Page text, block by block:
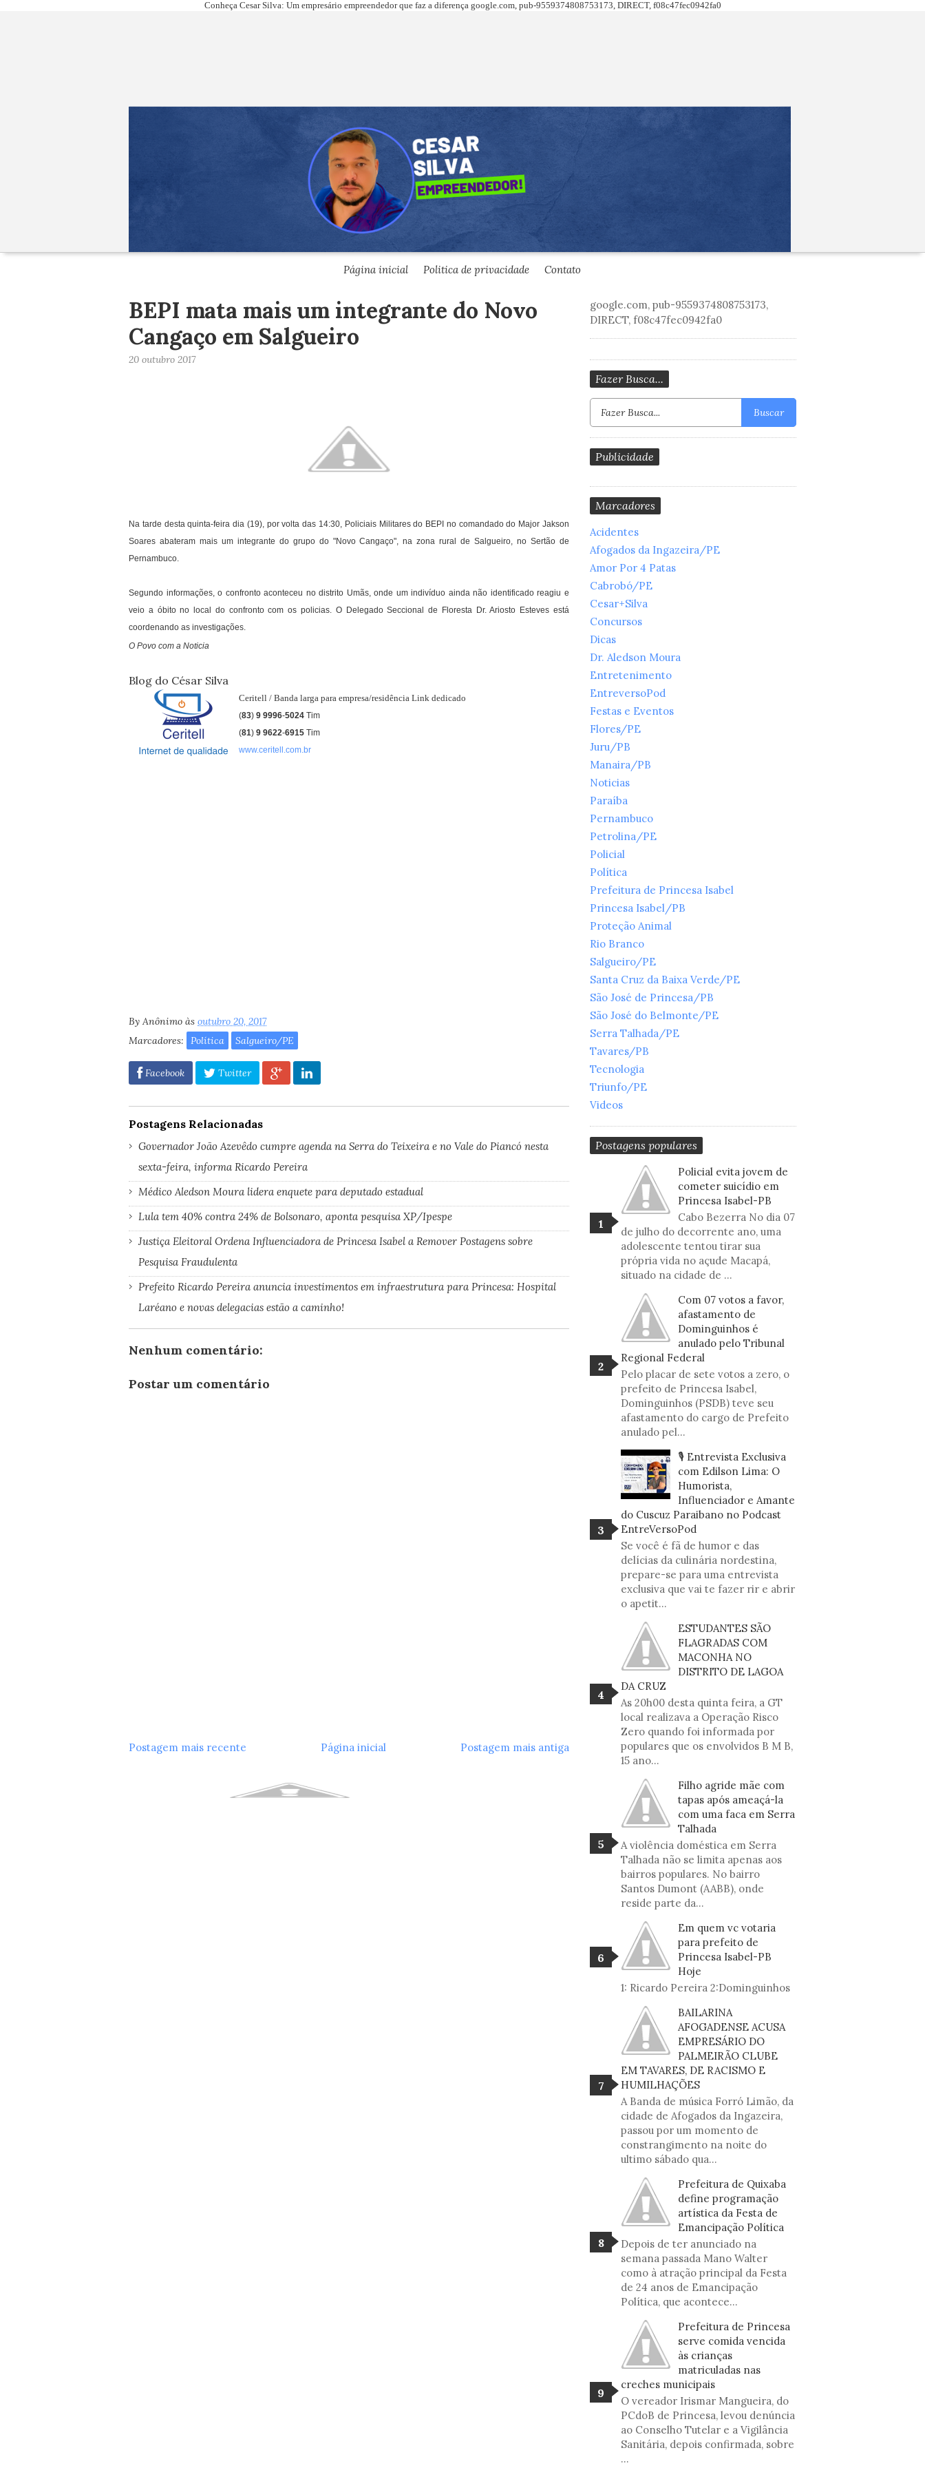
Conheça Cesar Silva: Um empresário empreendedor que faz a diferença google.com, pub-9559374808753173, DIRECT, f08c47fec0942fa0
Página inicial Politica de privacidade Contato
BEPI mata mais um integrante do Novo
Cangaço em Salgueiro
20 outubro 2017
Na tarde desta quinta-feira dia (19), por volta das 14:30, Policiais Militares do BEPI no comandado do Major Jakson
Soares abateram mais um integrante do grupo do "Novo Cangaço", na zona rural de Salgueiro, no Sertão de
Pernambuco.
Segundo informações, o confronto aconteceu no distrito Umãs, onde um indivíduo ainda não identificado reagiu e
veio a óbito no local do confronto com os policias. O Delegado Seccional de Floresta Dr. Ariosto Esteves está
coordenando as investigações.
O Povo com a Noticia
Blog do César Silva
Ceritell / Banda larga para empresa/residência Link dedicado
(83) 9 9996-5024 Tim
(81) 9 9622-6915 Tim
www.ceritell.com.br
By Anônimo às outubro 20, 2017
Marcadores:
Política Salgueiro/PE
Facebook Twitter
Postagens Relacionadas
Governador João Azevêdo cumpre agenda na Serra do Teixeira e no Vale do Piancó nesta
sexta-feira, informa Ricardo Pereira
Médico Aledson Moura lidera enquete para deputado estadual
Lula tem 40% contra 24% de Bolsonaro, aponta pesquisa XP/Ipespe
Justiça Eleitoral Ordena Influenciadora de Princesa Isabel a Remover Postagens sobre
Pesquisa Fraudulenta
Prefeito Ricardo Pereira anuncia investimentos em infraestrutura para Princesa: Hospital
Laréano e novas delegacias estão a caminho!
Nenhum comentário:
Postar um comentário
Postagem mais recente Postagem mais antiga
Página inicial
google.com, pub-9559374808753173,
DIRECT, f08c47fec0942fa0
Fazer Busca...
Buscar
Publicidade
Marcadores
Acidentes
Afogados da Ingazeira/PE
Amor Por 4 Patas
Cabrobó/PE
Cesar+Silva
Concursos
Dicas
Dr. Aledson Moura
Entretenimento
EntreversoPod
Festas e Eventos
Flores/PE
Juru/PB
Manaira/PB
Noticias
Paraíba
Pernambuco
Petrolina/PE
Policial
Política
Prefeitura de Princesa Isabel
Princesa Isabel/PB
Proteção Animal
Rio Branco
Salgueiro/PE
Santa Cruz da Baixa Verde/PE
São José de Princesa/PB
São José do Belmonte/PE
Serra Talhada/PE
Tavares/PB
Tecnologia
Triunfo/PE
Videos
Postagens populares
Policial evita jovem de
cometer suicídio em
Princesa Isabel-PB
Cabo Bezerra No dia 07
de julho do decorrente ano, uma
adolescente tentou tirar sua
própria vida no açude Macapá,
situado na cidade de ...
Com 07 votos a favor,
afastamento de
Dominguinhos é
anulado pelo Tribunal
Regional Federal
Pelo placar de sete votos a zero, o
prefeito de Princesa Isabel,
Dominguinhos (PSDB) teve seu
afastamento do cargo de Prefeito
anulado pel...
🎙️ Entrevista Exclusiva
com Edilson Lima: O
Humorista,
Influenciador e Amante
do Cuscuz Paraibano no Podcast
EntreVersoPod
Se você é fã de humor e das
delícias da culinária nordestina,
prepare-se para uma entrevista
exclusiva que vai te fazer rir e abrir
o apetit...
ESTUDANTES SÃO
FLAGRADAS COM
MACONHA NO
DISTRITO DE LAGOA
DA CRUZ
As 20h00 desta quinta feira, a GT
local realizava a Operação Risco
Zero quando foi informada por
populares que os envolvidos B M B,
15 ano...
Filho agride mãe com
tapas após ameaçá-la
com uma faca em Serra
Talhada
A violência doméstica em Serra
Talhada não se limita apenas aos
bairros populares. No bairro
Santos Dumont (AABB), onde
reside parte da...
Em quem vc votaria
para prefeito de
Princesa Isabel-PB
Hoje
1: Ricardo Pereira 2:Dominguinhos
BAILARINA
AFOGADENSE ACUSA
EMPRESÁRIO DO
PALMEIRÃO CLUBE
EM TAVARES, DE RACISMO E
HUMILHAÇÕES
A Banda de música Forró Limão, da
cidade de Afogados da Ingazeira,
passou por um momento de
constrangimento na noite do
ultimo sábado qua...
Prefeitura de Quixaba
define programação
artística da Festa de
Emancipação Política
Depois de ter anunciado na
semana passada Mano Walter
como à atração principal da Festa
de 24 anos de Emancipação
Política, que acontece...
Prefeitura de Princesa
serve comida vencida
às crianças
matriculadas nas
creches municipais
O vereador Irismar Mangueira, do
PCdoB de Princesa, levou denúncia
ao Conselho Tutelar e a Vigilância
Sanitária, depois confirmada, sobre
...